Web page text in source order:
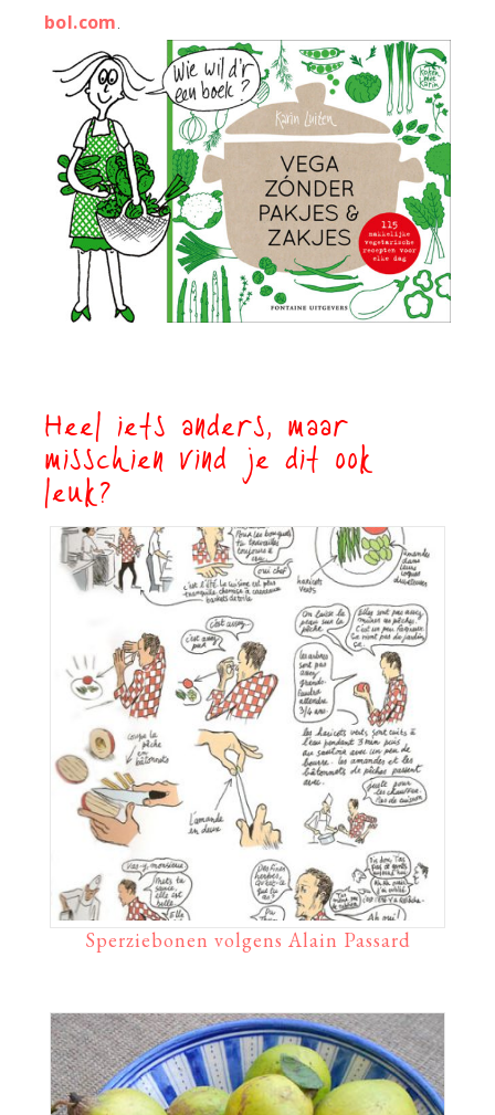
bol.com.
Heel iets anders, maar
misschien vind je dit ook
leuk?
Sperziebonen volgens Alain Passard